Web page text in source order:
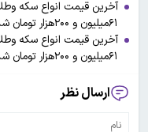
۶۱میلیون و ۲۰۰هزار تومان شد
۶۱میلیون و ۲۰۰هزار تومان شد
ارسال نظر